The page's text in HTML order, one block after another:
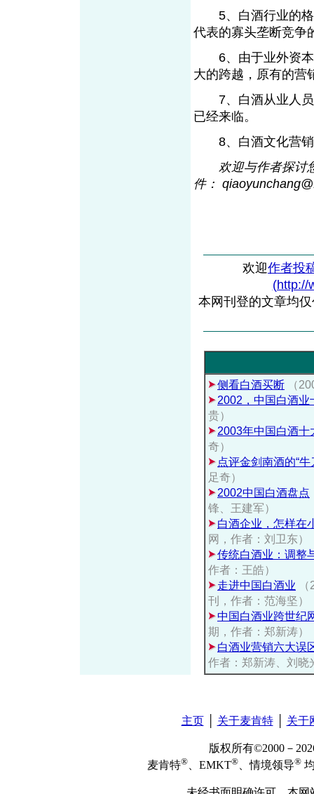
5、白酒行业的格
代表的寡头垄断竞争
6、由于业外资本
大的跨越，原有的营
7、白酒从业人员
已经来临。
8、白酒文化营销
欢迎与作者探讨
件：
欢迎作者投
(http://
本网刊登的文章均
侧看白酒买断
（
2002，中国白酒业
贵）
2003年中国白酒十
奇）
点评金剑南酒的“牛
足奇）
2002中国白酒盘点
锋、王建军）
白酒企业，怎样在
网，作者：刘卫东）
传统白酒业：调整
作者：王皓）
走进中国白酒业
刊，作者：范海坚）
中国白酒业跨世纪
期，作者：郑新涛）
白酒业营销六大误
作者：郑新涛、刘晓
主页│ 关于麦肯特│ 关于
版权所有©2000－
麦肯特® 、EMKT® 、情境领导®